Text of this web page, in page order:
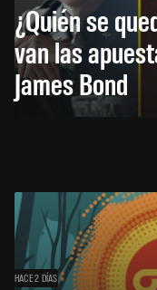
¿Quién se
van las
James Bond
HACE 2 DÍAS